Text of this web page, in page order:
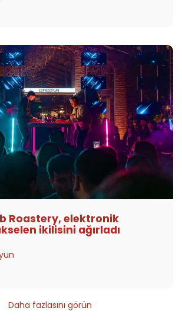
Roastery, elektronik
ikilisini ağırladı
Daha fazlasını görün